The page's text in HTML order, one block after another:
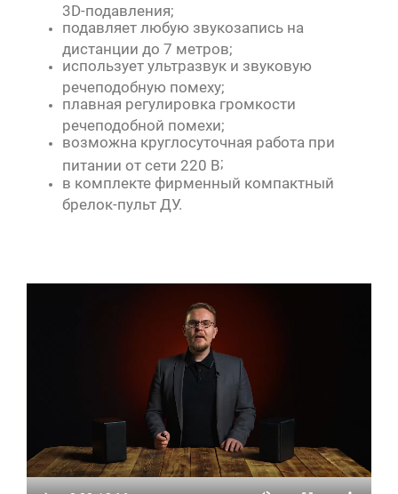
3D-подавления;
подавляет любую звукозапись на
дистанции до 7 метров;
использует ультразвук и звуковую
речеподобную помеху;
плавная регулировка громкости
речеподобной помехи;
возможна круглосуточная работа при
питании от сети 220 В;
в комплекте фирменный компактный
брелок-пульт ДУ.